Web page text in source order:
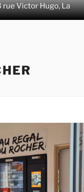
rue Victor Hugo, La